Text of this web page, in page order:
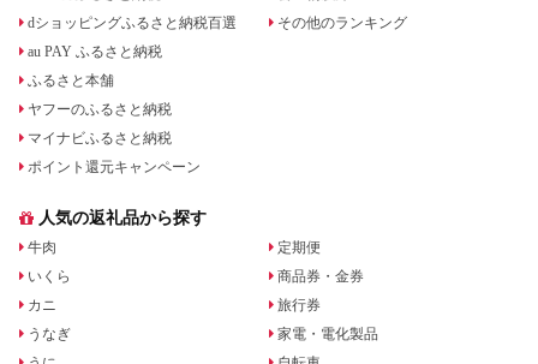
dショッピングふるさと納税百選
au PAY ふるさと納税
ふるさと本舗
ヤフーのふるさと納税
マイナビふるさと納税
ポイント還元キャンペーン
その他のランキング
人気の返礼品から探す
牛肉
いくら
カニ
うなぎ
定期便
商品券・金券
旅行券
家電・電化製品